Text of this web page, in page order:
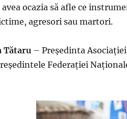
ocazia să afle ce
agresori sau martori.
Tătaru – Președinta
Federației